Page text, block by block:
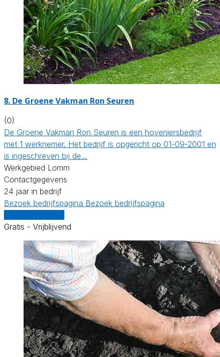
8. De Groene Vakman Ron Seuren
(0)
De Groene Vakman Ron Seuren is een hoveniersbedrijf
met 1 werknemer. Het bedrijf is opgericht op 01-09-2001 en
is ingeschreven bij de…
Werkgebied Lomm
Contactgegevens
24 jaar in bedrijf
Bezoek bedrijfspagina Bezoek bedrijfspagina
Gratis - Vrijblijvend